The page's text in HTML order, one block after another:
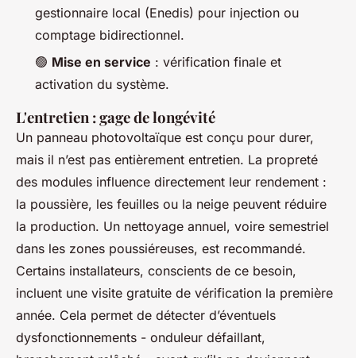
gestionnaire local (Enedis) pour injection ou
comptage bidirectionnel.
🟢 Mise en service : vérification finale et
activation du système.
L'entretien : gage de longévité
Un panneau photovoltaïque est conçu pour durer,
mais il n’est pas entièrement entretien. La propreté
des modules influence directement leur rendement :
la poussière, les feuilles ou la neige peuvent réduire
la production. Un nettoyage annuel, voire semestriel
dans les zones poussiéreuses, est recommandé.
Certains installateurs, conscients de ce besoin,
incluent une visite gratuite de vérification la première
année. Cela permet de détecter d’éventuels
dysfonctionnements - onduleur défaillant,